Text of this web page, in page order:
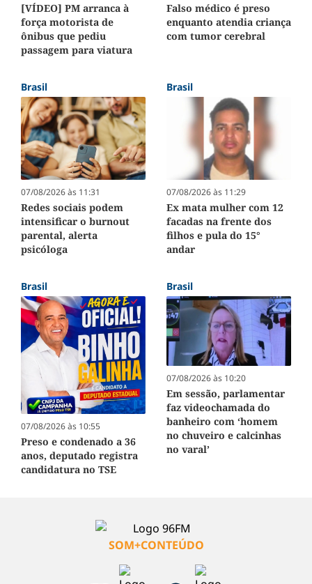
[VÍDEO] PM arranca à
força motorista de
ônibus que pediu
passagem para viatura
Falso médico é preso
enquanto atendia criança
com tumor cerebral
Brasil
07/08/2026 às 11:31
Redes sociais podem
intensificar o burnout
parental, alerta
psicóloga
Brasil
07/08/2026 às 11:29
Ex mata mulher com 12
facadas na frente dos
filhos e pula do 15°
andar
Brasil
07/08/2026 às 10:55
Preso e condenado a 36
anos, deputado registra
candidatura no TSE
Brasil
07/08/2026 às 10:20
Em sessão, parlamentar
faz videochamada do
banheiro com ‘homem
no chuveiro e calcinhas
no varal’
SOM+CONTEÚDO